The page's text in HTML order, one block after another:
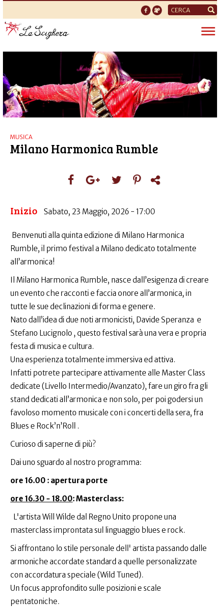
Form
di
ricerca
MUSICA
Milano Harmonica Rumble
Inizio Sabato, 23 Maggio, 2026 - 17:00
Benvenuti alla quinta edizione di Milano Harmonica
Rumble, il primo festival a Milano dedicato totalmente
all’armonica!
Il Milano Harmonica Rumble, nasce dall’esigenza di creare
un evento che racconti e faccia onore all’armonica, in
tutte le sue declinazioni di forma e genere.
Nato dall’idea di due noti armonicisti, Davide Speranza e
Stefano Lucignolo , questo festival sarà una vera e propria
festa di musica e cultura.
Una esperienza totalmente immersiva ed attiva.
Infatti potrete partecipare attivamente alle Master Class
dedicate (Livello Intermedio/Avanzato), fare un giro fra gli
stand dedicati all’armonica e non solo, per poi godersi un
favoloso momento musicale con i concerti della sera, fra
Blues e Rock’n’Roll .
Curioso di saperne di più?
Dai uno sguardo al nostro programma:
ore 16.00 : apertura porte
ore 16.30 - 18.00:Masterclass:
L'artista Will Wilde dal Regno Unito propone una
masterclass improntata sul linguaggio blues e rock.
Si affrontano lo stile personale dell' artista passando dalle
armoniche accordate standard a quelle personalizzate
con accordatura speciale (Wild Tuned).
Un focus approfondito sulle posizioni e scale
pentatoniche.